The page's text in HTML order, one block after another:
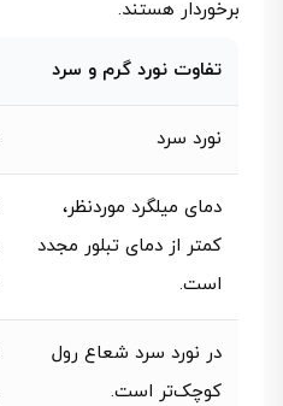
برخوردار هستند.
تفاوت نورد گرم و سرد
نورد سرد
دمای میلگرد موردنظر،
کمتر از دمای تبلور مجدد
است.
در نورد سرد شعاع رول
کوچک‌تر است.